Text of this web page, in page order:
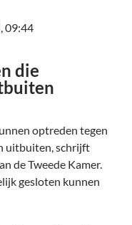
09:44
die
optreden tegen
uitbuiten, schrijft
de Tweede Kamer.
gesloten kunnen